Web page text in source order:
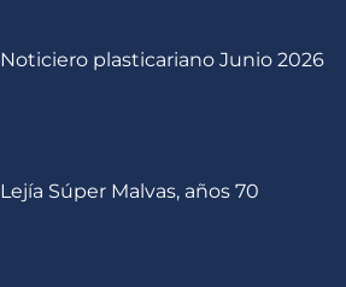
Noticiero plasticariano Junio 2026
Lejía Súper Malvas, años 70